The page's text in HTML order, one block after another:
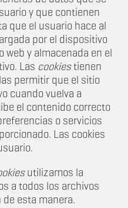
y que contienen
que el usuario hace al
por el dispositivo
web y almacenada en el
Las cookiestienen
permitir que el sitio
cuando vuelva a
el contenido correcto
o servicios
Las cookies
utilizamos la
a todos los archivos
esta manera.